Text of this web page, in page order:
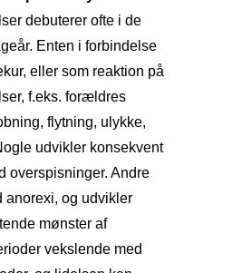
debuterer ofte i de
Enten i forbindelse
eller som reaktion på
f.eks. forældres
flytning, ulykke,
udvikler konsekvent
overspisninger. Andre
anorexi, og udvikler
mønster af
vekslende med